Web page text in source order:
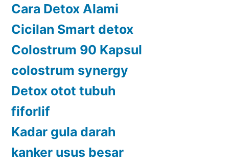
Cara Detox Alami
Cicilan Smart detox
Colostrum 90 Kapsul
colostrum synergy
Detox otot tubuh
fiforlif
Kadar gula darah
kanker usus besar